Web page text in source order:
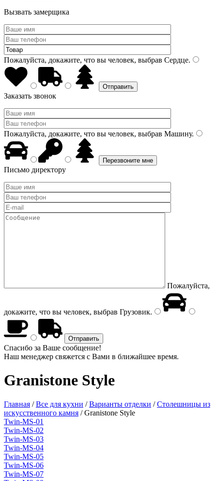
Вызвать замерщика
Пожалуйста, докажите, что вы человек, выбрав Сердце.
Заказать звонок
Пожалуйста, докажите, что вы человек, выбрав Машину.
Письмо директору
Пожалуйста,
докажите, что вы человек, выбрав Грузовик.
Спасибо за Ваше сообщение!
Наш менеджер свяжется с Вами в ближайшее время.
Granistone Style
Главная /Все для кухни /Варианты отделки /Столешницы из
искусственного камня /Granistone Style
Twin-MS-01
Twin-MS-02
Twin-MS-03
Twin-MS-04
Twin-MS-05
Twin-MS-06
Twin-MS-07